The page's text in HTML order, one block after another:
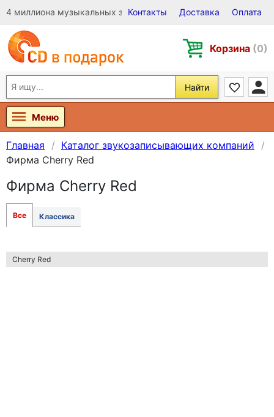
4 миллиона музыкальных записей на Виниле, CD и DVD
Контакты Доставка Оплата
Корзина (0)
Найти
Меню
Главная
Каталог звукозаписывающих компаний
Фирма Cherry Red
Фирма Cherry Red
Все Классика
Cherry Red